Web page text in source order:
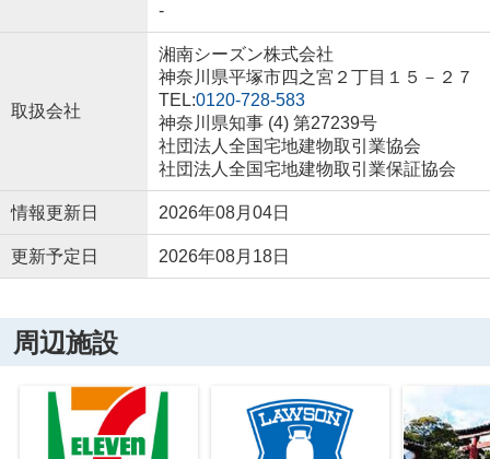
-
取扱会社
湘南シーズン株式会社
神奈川県平塚市四之宮２丁目１５－２７
TEL:0120-728-583
神奈川県知事 (4) 第27239号
社団法人全国宅地建物取引業協会
社団法人全国宅地建物取引業保証協会
情報更新日 2026年08月04日
更新予定日 2026年08月18日
周辺施設